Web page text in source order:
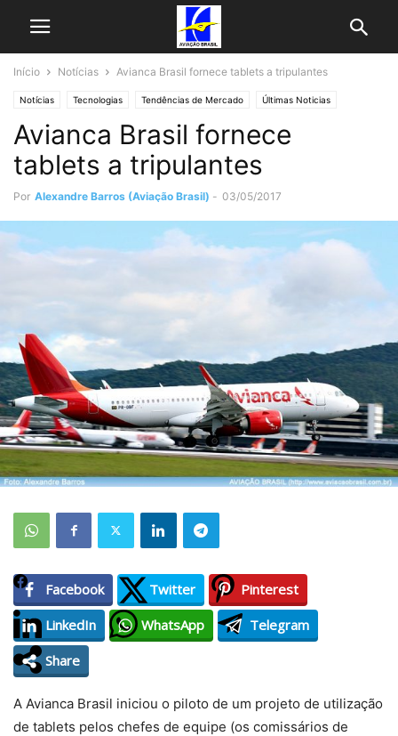
Início Notícias Avianca Brasil fornece tablets a tripulantes
Notícias Tecnologias Tendências de Mercado Últimas Noticias
Avianca Brasil fornece
tablets a tripulantes
Por Alexandre Barros (Aviação Brasil) - 03/05/2017
Facebook Twitter
Pinterest
LinkedIn
WhatsApp
Telegram
Share
A Avianca Brasil iniciou o piloto de um projeto de utilização
de tablets pelos chefes de equipe (os comissários de